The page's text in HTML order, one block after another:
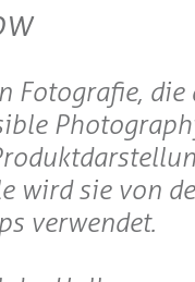
Fotografie,
wird sie von
verwendet.